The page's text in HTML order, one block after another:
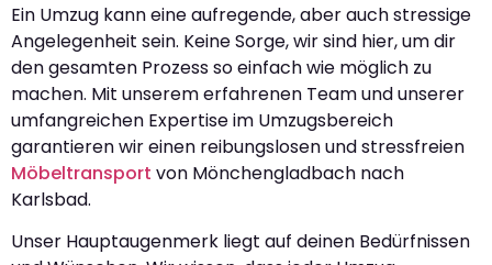
Ein Umzug kann eine aufregende, aber auch stressige
Angelegenheit sein. Keine Sorge, wir sind hier, um dir
den gesamten Prozess so einfach wie möglich zu
machen. Mit unserem erfahrenen Team und unserer
umfangreichen Expertise im Umzugsbereich
garantieren wir einen reibungslosen und stressfreien
Möbeltransport von Mönchengladbach nach
Karlsbad.
Unser Hauptaugenmerk liegt auf deinen Bedürfnissen